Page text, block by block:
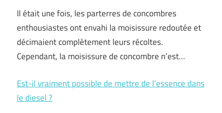
Il était une fois, les parterres de concombres
enthousiastes ont envahi la moisissure redoutée et
décimaient complètement leurs récoltes.
Cependant, la moisissure de concombre n’est…
Est-il vraiment possible de mettre de l’essence dans
le diesel ?